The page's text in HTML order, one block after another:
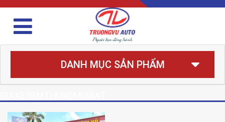
DANH MỤC SẢN PHẨM